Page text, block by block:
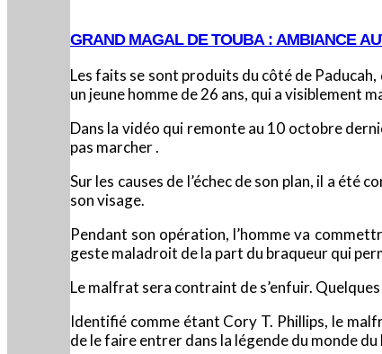
GRAND MAGAL DE TOUBA : AMBIANCE
Les faits se sont produits du côté de
un jeune homme de 26 ans, qui a visiblement
Dans la vidéo qui remonte au 10 octobre
pas marcher .
Sur les causes de l’échec de son plan, il a été
son visage.
Pendant son opération, l’homme va
geste maladroit de la part du braqueur qui
Le malfrat sera contraint de s’enfuir.
Identifié comme étant Cory T. Phillips, le
de le faire entrer dans la légende du monde du